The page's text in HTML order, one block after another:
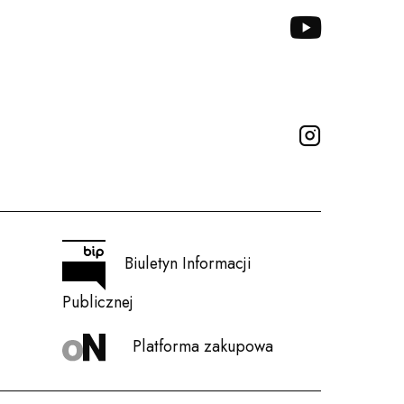
YOUTUBE
Biuletyn Informacji
Publicznej
Platforma zakupowa